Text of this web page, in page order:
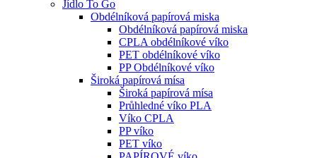
Jídlo To Go
Obdélníková papírová miska
Obdélníková papírová miska
CPLA obdélníkové víko
PET obdélníkové víko
PP Obdélníkové víko
Široká papírová mísa
Široká papírová mísa
Průhledné víko PLA
Víko CPLA
PP víko
PET víko